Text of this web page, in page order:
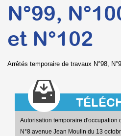
N°99,
et N°102
Arrêtés temporaire de travaux N°98,
Autorisation temporaire d'occupation
N°8 avenue Jean Moulin du 13